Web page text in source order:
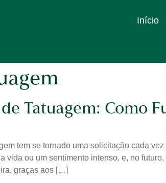
Início
Tatuagem: Como
tem se tornado uma solicitação cada
vida ou um sentimento intenso, e, no
graças aos […]